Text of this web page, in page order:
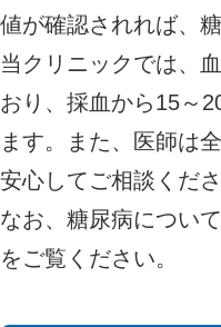
値が確認されれば、
当クリニックでは、
おり、採血から15～
ます。また、医師は
安心してご相談くださ
なお、糖尿病につい
をご覧ください。